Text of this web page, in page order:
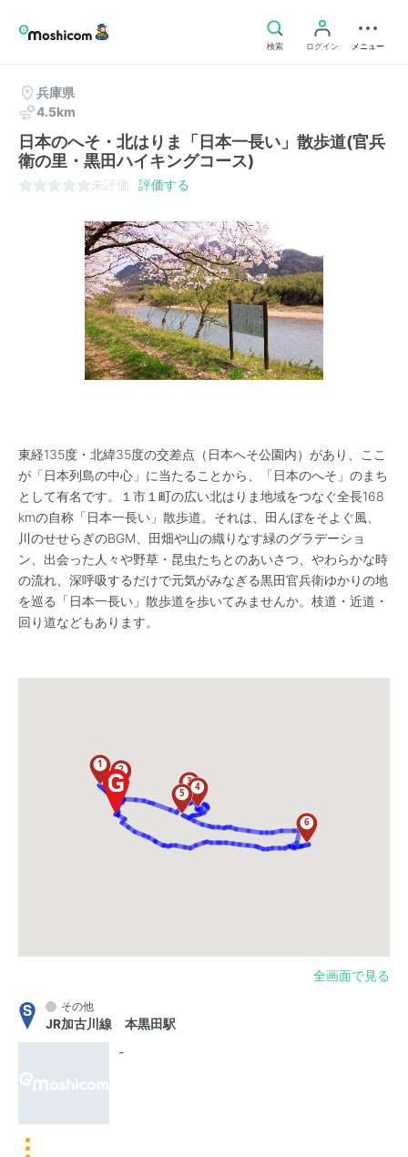
検索 ログイン メニュー
兵庫県
4.5km
日本のへそ・北はりま「日本一長い」散歩道(官兵
衛の里・黒田ハイキングコース)
未評価 評価する
東経135度・北緯35度の交差点（日本へそ公園内）があり、ここ
が「日本列島の中心」に当たることから、「日本のへそ」のまち
として有名です。１市１町の広い北はりま地域をつなぐ全長168
kmの自称「日本一長い」散歩道。それは、田んぼをそよぐ風、
川のせせらぎのBGM、田畑や山の織りなす緑のグラデーショ
ン、出会った人々や野草・昆虫たちとのあいさつ、やわらかな時
の流れ、深呼吸するだけで元気がみなぎる黒田官兵衛ゆかりの地
を巡る「日本一長い」散歩道を歩いてみませんか。枝道・近道・
回り道などもあります。
全画面で見る
その他
JR加古川線 本黒田駅
-